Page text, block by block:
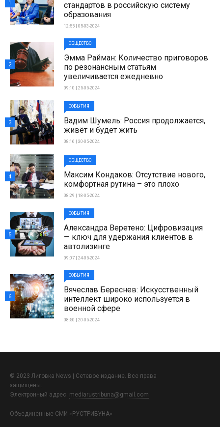
стандартов в российскую систему
образования
12:55 | 05-03-2024
1
ОБЩЕСТВО
Эмма Райман: Количество приговоров
по резонансным статьям
увеличивается ежедневно
09:10 | 25-05-2024
2
СОБЫТИЯ
Вадим Шумель: Россия продолжается,
живёт и будет жить
08:16 | 30-05-2024
3
ОБЩЕСТВО
Максим Кондаков: Отсутствие нового,
комфортная рутина – это плохо
08:29 | 18-05-2024
4
СОБЫТИЯ
Александра Веретено: Цифровизация
— ключ для удержания клиентов в
автолизинге
09:07 | 24-05-2024
5
СОБЫТИЯ
Вячеслав Береснев: Искусственный
интеллект широко используется в
военной сфере
08:50 | 20-05-2024
6
© 2023 Лиговка News | Сетевое издание. Все права
защищены.
Электронный адрес: mediarustribuna@gmail.com
Объединенные СМИ «РУСТРИБУНА»